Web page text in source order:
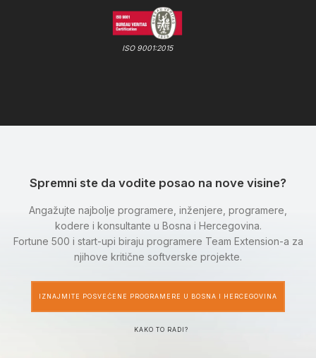
ISO 9001:2015
Spremni ste da vodite posao na nove visine?
Angažujte najbolje programere, inženjere, programere,
kodere i konsultante u Bosna i Hercegovina.
Fortune 500 i start-upi biraju programere Team Extension-a za
njihove kritične softverske projekte.
IZNAJMITE POSVEĆENE PROGRAMERE U BOSNA I HERCEGOVINA
KAKO TO RADI?